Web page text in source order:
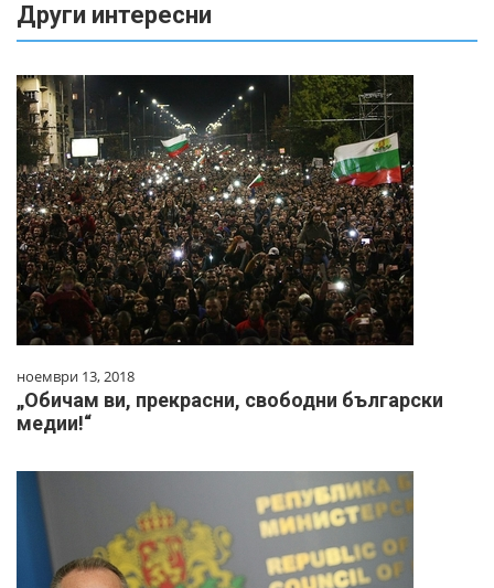
Други интересни
ноември 13, 2018
„Обичам ви, прекрасни, свободни български
медии!“